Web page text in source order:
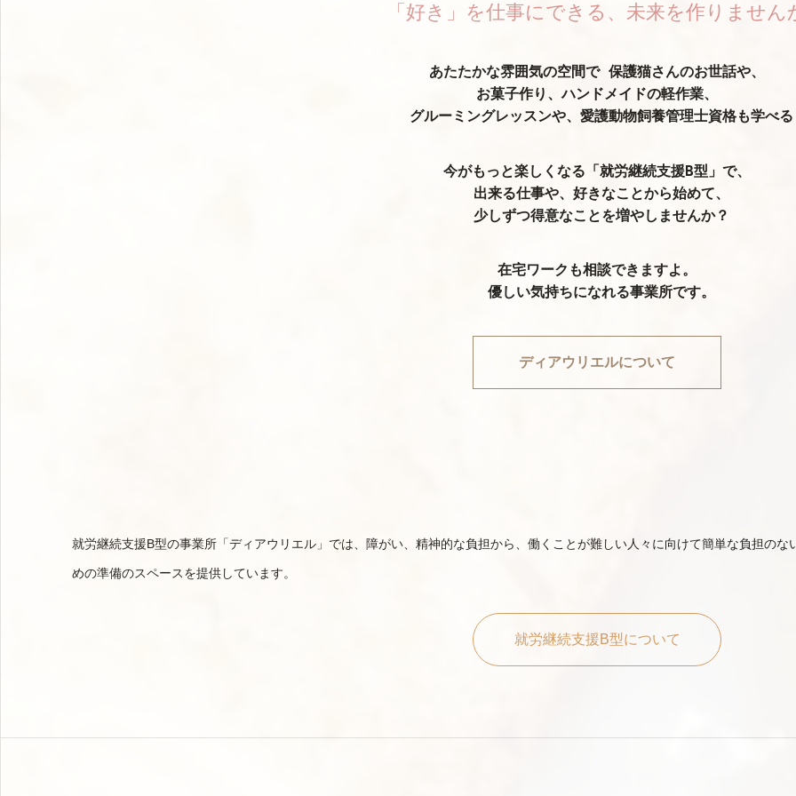
「好き」を仕事にできる、未来を作りません
あたたかな雰囲気の空間で 保護猫さんのお世話や、
お菓子作り、ハンドメイドの軽作業、
グルーミングレッスンや、愛護動物飼養管理士資格も学べる
今がもっと楽しくなる「就労継続支援B型」で、
出来る仕事や、好きなことから始めて、
少しずつ得意なことを増やしませんか？
在宅ワークも相談できますよ。
優しい気持ちになれる事業所です。
ディアウリエルについて
就労継続支援B型の事業所「ディアウリエル」では、障がい、精神的な負担から、働くことが難しい人々に向けて簡単な負担の
めの準備のスペースを提供しています。
就労継続支援B型について